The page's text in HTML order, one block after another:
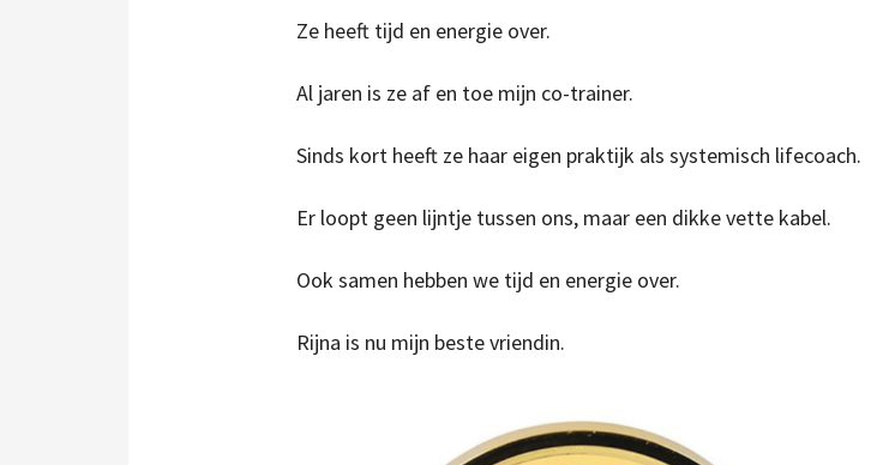
Ze heeft tijd en energie over.
Al jaren is ze af en toe mijn co-trainer.
Sinds kort heeft ze haar eigen praktijk als systemisch lifecoach.
Er loopt geen lijntje tussen ons, maar een dikke vette kabel.
Ook samen hebben we tijd en energie over.
Rijna is nu mijn beste vriendin.